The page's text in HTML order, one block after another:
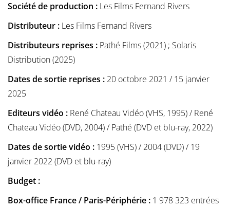
Société de production : Les Films Fernand Rivers
Distributeur : Les Films Fernand Rivers
Distributeurs reprises : Pathé Films (2021) ; Solaris
Distribution (2025)
Dates de sortie reprises : 20 octobre 2021 / 15 janvier
2025
Editeurs vidéo : René Chateau Vidéo (VHS, 1995) / René
Chateau Vidéo (DVD, 2004) / Pathé (DVD et blu-ray, 2022)
Dates de sortie vidéo : 1995 (VHS) / 2004 (DVD) / 19
janvier 2022 (DVD et blu-ray)
Budget :
Box-office France / Paris-Périphérie : 1 978 323 entrées